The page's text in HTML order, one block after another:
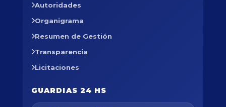
Autoridades
Organigrama
Resumen de Gestión
Transparencia
Licitaciones
GUARDIAS 24 HS